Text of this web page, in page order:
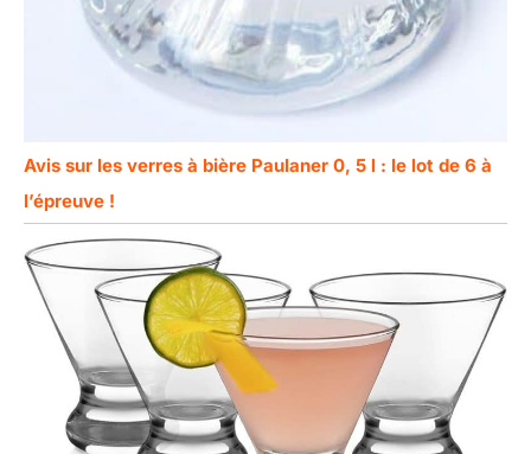
Avis sur les verres à bière Paulaner 0, 5 l : le lot de 6 à
l’épreuve !